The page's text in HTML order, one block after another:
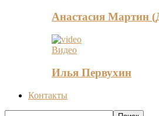
Анастасия Мартин
Видео
Илья Первухин
Контакты